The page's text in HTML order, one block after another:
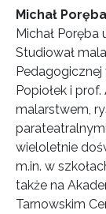
Michał
Michał Poręba
Studiował
Pedagogicznej
Popiołek i
malarstwem,
wieloletnie
m.in. w
także na
Tarnowskim